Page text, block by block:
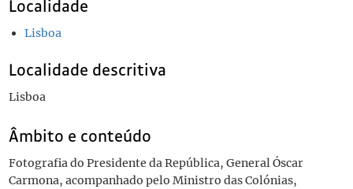
Localidade
Lisboa
Localidade descritiva
Lisboa
Âmbito e conteúdo
Fotografia do Presidente da República, General Óscar
Carmona, acompanhado pelo Ministro das Colónias,